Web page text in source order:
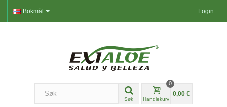
Login
Bokmål
Søk Handlekurv
0
0,00 €